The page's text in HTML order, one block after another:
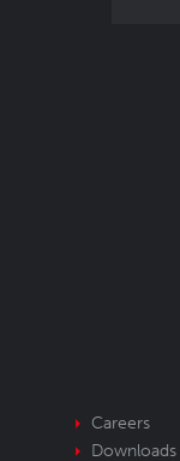
Careers
Downloads